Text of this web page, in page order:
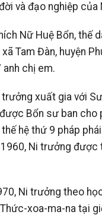
và đạo nghiệp của
Nữ Huệ Bổn, thế
Tam Đàn, huyện
chị em.
trưởng xuất gia với
Bổn sư ban cho
hệ thứ 9 pháp
Ni trưởng
Ni trưởng theo
xoa-ma-na tại